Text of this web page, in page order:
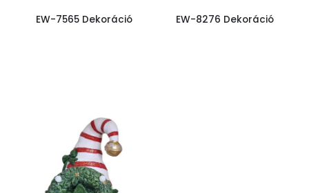
EW-7565 Dekoráció EW-8276 Dekoráció